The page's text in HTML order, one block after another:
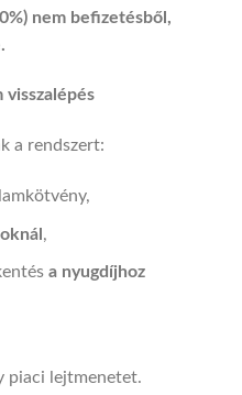
nem befizetésből,
a rendszert:
,
a nyugdíjhoz
piaci lejtmenetet.